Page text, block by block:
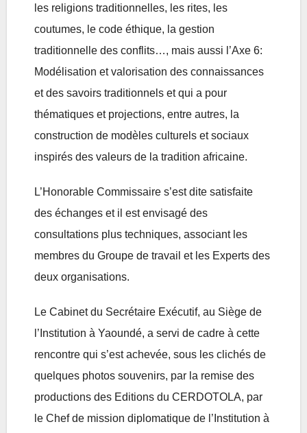
les religions traditionnelles, les rites, les
coutumes, le code éthique, la gestion
traditionnelle des conflits…, mais aussi l’Axe 6:
Modélisation et valorisation des connaissances
et des savoirs traditionnels et qui a pour
thématiques et projections, entre autres, la
construction de modèles culturels et sociaux
inspirés des valeurs de la tradition africaine.
L’Honorable Commissaire s’est dite satisfaite
des échanges et il est envisagé des
consultations plus techniques, associant les
membres du Groupe de travail et les Experts des
deux organisations.
Le Cabinet du Secrétaire Exécutif, au Siège de
l’Institution à Yaoundé, a servi de cadre à cette
rencontre qui s’est achevée, sous les clichés de
quelques photos souvenirs, par la remise des
productions des Editions du CERDOTOLA, par
le Chef de mission diplomatique de l’Institution à